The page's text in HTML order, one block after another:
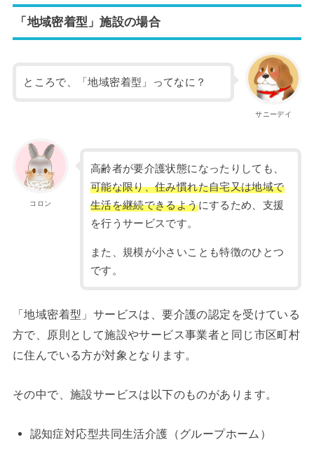
「地域密着型」施設の場合
サニーデイ
ところで、「地域密着型」ってなに？
コロン
高齢者が要介護状態になったりしても、
可能な限り、住み慣れた自宅又は地域で
生活を継続できるようにするため、支援
を行うサービスです。
また、規模が小さいことも特徴のひとつ
です。
「地域密着型」サービスは、要介護の認定を受けている
方で、原則として施設やサービス事業者と同じ市区町村
に住んでいる方が対象となります。
その中で、施設サービスは以下のものがあります。
認知症対応型共同生活介護（グループホーム）